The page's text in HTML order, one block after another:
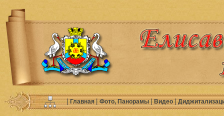
|Главная|Фото, Панорамы|Видео|